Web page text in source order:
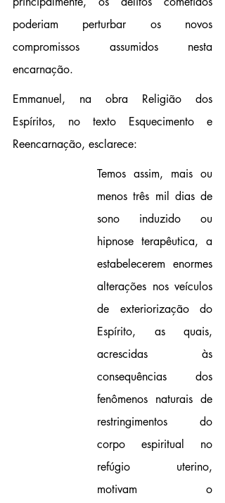
poderiam perturbar os novos
compromissos assumidos nesta
encarnação.
Emmanuel, na obra Religião dos
Espíritos, no texto Esquecimento e
Reencarnação, esclarece:
Temos assim, mais ou
menos três mil dias de
sono induzido ou
hipnose terapêutica, a
estabelecerem enormes
alterações nos veículos
de exteriorização do
Espírito, as quais,
acrescidas às
consequências dos
fenômenos naturais de
restringimentos do
corpo espiritual no
refúgio uterino,
motivam o